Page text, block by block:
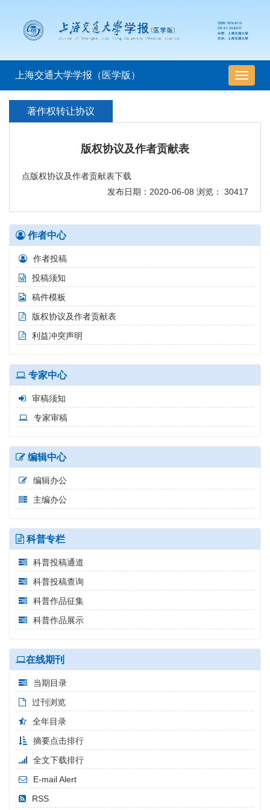
导
航
上海交通大学学报（医学版）
著作权转让协议
版权协议及作者贡献表
点版权协议及作者贡献表下载
发布日期：2020-06-08 浏览： 30417
作者中心
作者投稿
投稿须知
稿件模板
版权协议及作者贡献表
利益冲突声明
专家中心
审稿须知
专家审稿
编辑中心
编辑办公
主编办公
科普专栏
科普投稿通道
科普投稿查询
科普作品征集
科普作品展示
在线期刊
当期目录
过刊浏览
全年目录
摘要点击排行
全文下载排行
E-mail Alert
RSS